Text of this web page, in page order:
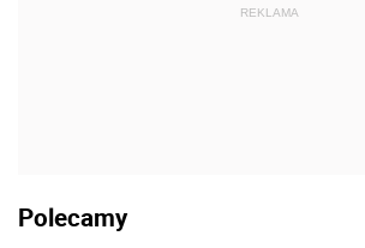
REKLAMA
Polecamy